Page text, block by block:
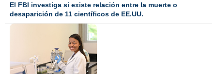
El FBI investiga si existe relación entre la muerte o
desaparición de 11 científicos de EE.UU.